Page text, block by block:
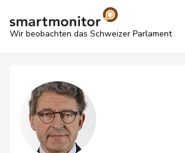
Wir beobachten das Schweizer Parlament